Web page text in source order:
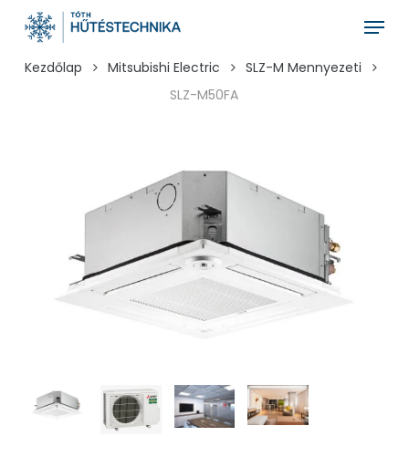
main
Menu
Kezdőlap Mitsubishi Electric
SLZ-M Mennyezeti
SLZ-M50FA